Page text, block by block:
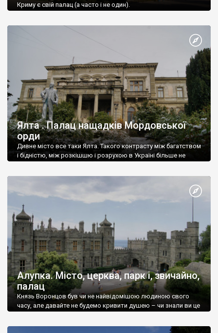
Криму є свій палац (а часто і не один).
Ялта . Палац нащадків Мордовської
орди
Дивне місто все таки Ялта. Такого контрасту між багатством
і бідністю, між розкішшю і розрухою в Україні більше не
Алупка. Місто, церква, парк і, звичайно,
палац
Князь Воронцов був чи не найвідомішою людиною свого
часу, але давайте не будемо кривити душею – чи знали ви це